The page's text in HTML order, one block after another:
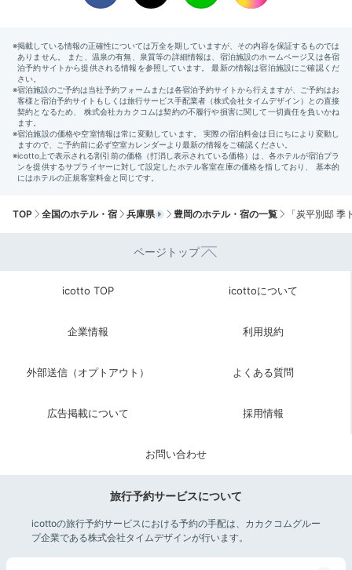
夜のラウンジはしっとりとした趣に。日本屈指の着物デ
ザイナー・斉藤上太郎氏が手掛けた美しい空間で、気分
良くお酒を楽しんではいかが。シャンパンや地酒などの
アルコールメニューもフリーサービスで頂くことができ
its_me_anlina
が飲み放題♪就寝前には
アロマオイルを選んでお部屋に
2日目
TOP 全国のホテル・宿 兵庫県 豊岡のホテル・宿の一覧 「炭平別邸 季
ページトップ
icotto TOP icottoについて
企業情報 利用規約
外部送信（オプトアウト） よくある質問
広告掲載について 採用情報
お問い合わせ
旅行予約サービスについて
icottoの旅行予約サービスにおける予約の手配は、カカクコムグルー
プ企業である株式会社タイムデザインが行います。